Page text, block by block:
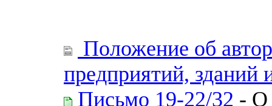
Положение об
предприятий, зданий
Письмо 19-22/32 - О